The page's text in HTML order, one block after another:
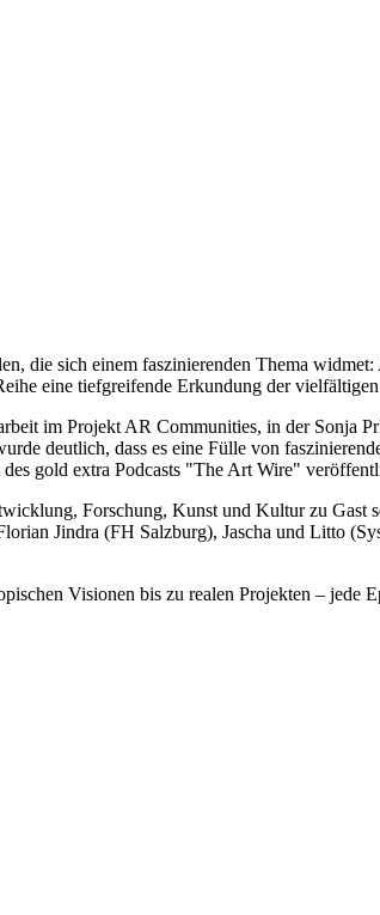
die sich einem faszinierenden Thema
eine tiefgreifende Erkundung der
im Projekt AR Communities, in der
deutlich, dass es eine Fülle von
gold extra Podcasts "The Art Wire"
Forschung, Kunst und Kultur zu Gast
Jindra (FH Salzburg), Jascha und Litto
Visionen bis zu realen Projekten – jede